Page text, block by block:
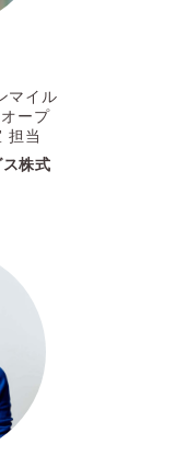
マイル
ープ
担当
株式